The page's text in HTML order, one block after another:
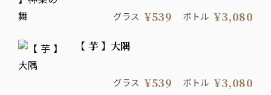
グラス ¥539 ボトル ¥3,080
【 芋 】大隅
グラス ¥539 ボトル ¥3,080